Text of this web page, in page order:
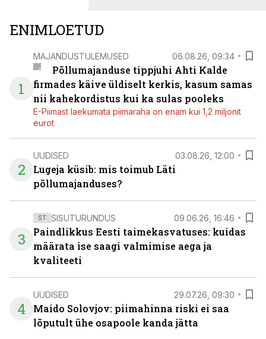
ENIMLOETUD
1
MAJANDUSTULEMUSED 06.08.26, 09:34
Põllumajanduse tippjuhi Ahti Kalde
firmades käive üldiselt kerkis, kasum samas
nii kahekordistus kui ka sulas pooleks
E-Piimast laekumata piimaraha on enam kui 1,2 miljonit
eurot
2
UUDISED 03.08.26, 12:00
Lugeja küsib: mis toimub Läti
põllumajanduses?
3
ST SISUTURUNDUS 09.06.26, 16:46
Paindlikkus Eesti taimekasvatuses: kuidas
määrata ise saagi valmimise aega ja
kvaliteeti
4
UUDISED 29.07.26, 09:30
Maido Solovjov: piimahinna riski ei saa
lõputult ühe osapoole kanda jätta